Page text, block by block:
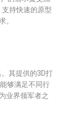
持快速的原型
。
其提供的3D打
够满足不同行
业界领军者之